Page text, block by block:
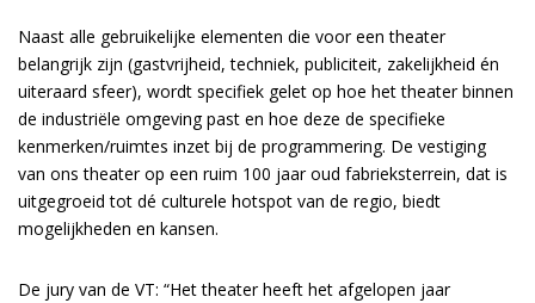
Naast alle gebruikelijke elementen die voor een theater
belangrijk zijn (gastvrijheid, techniek, publiciteit, zakelijkheid én
uiteraard sfeer), wordt specifiek gelet op hoe het theater binnen
de industriële omgeving past en hoe deze de specifieke
kenmerken/ruimtes inzet bij de programmering. De vestiging
van ons theater op een ruim 100 jaar oud fabrieksterrein, dat is
uitgegroeid tot dé culturele hotspot van de regio, biedt
mogelijkheden en kansen.
De jury van de VT: “Het theater heeft het afgelopen jaar